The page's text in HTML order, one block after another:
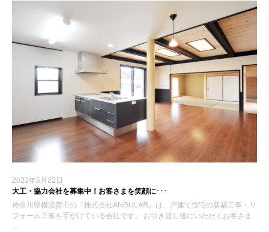
2023年5月22日
大工・協力会社を募集中！お客さまを笑顔に･･･
神奈川県横須賀市の『株式会社ANGULAR』は、戸建て住宅の新築工事・リ
フォーム工事を手がけている会社です。 お引き渡し後にいただくお客さま
…